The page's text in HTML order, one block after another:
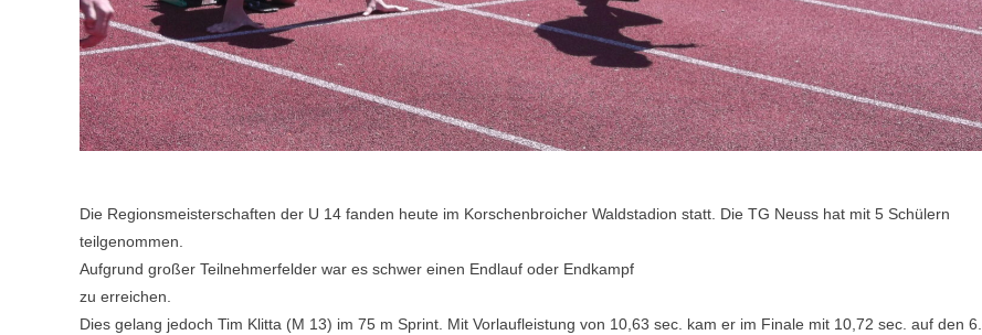
Die Regionsmeisterschaften der U 14 fanden heute im Korschenbroicher Waldstadion statt. Die TG Neuss hat mit 5 Schülern
teilgenommen.
Aufgrund großer Teilnehmerfelder war es schwer einen Endlauf oder Endkampf
zu erreichen.
Dies gelang jedoch Tim Klitta (M 13) im 75 m Sprint. Mit Vorlaufleistung von 10,63 sec. kam er im Finale mit 10,72 sec. auf den 6.